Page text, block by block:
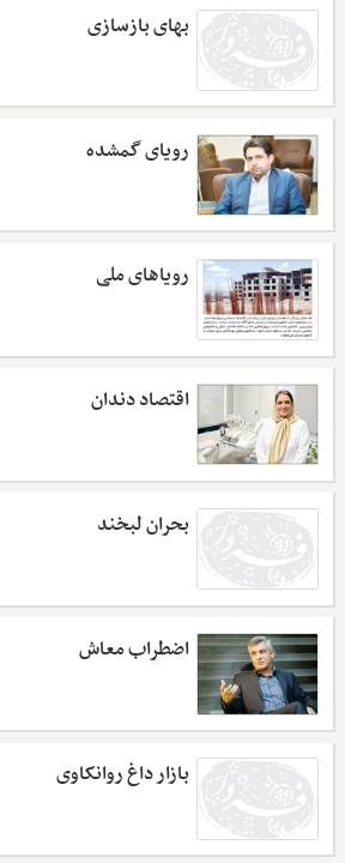
بهای بازسازی
رویای گمشده
رویاهای ملی
اقتصاد دندان
بحران لبخند
اضطراب معاش
بازار داغ روانکاوی